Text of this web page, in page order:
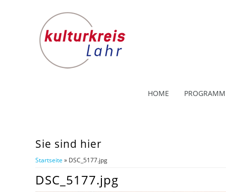
HOME PROGRAMM
Sie sind hier
Startseite » DSC_5177.jpg
DSC_5177.jpg